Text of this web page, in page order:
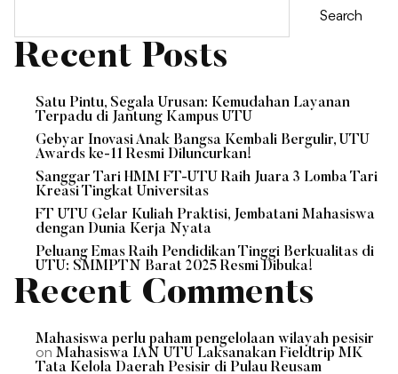
Search
Recent Posts
Satu Pintu, Segala Urusan: Kemudahan Layanan
Terpadu di Jantung Kampus UTU
Gebyar Inovasi Anak Bangsa Kembali Bergulir, UTU
Awards ke-11 Resmi Diluncurkan!
Sanggar Tari HMM FT-UTU Raih Juara 3 Lomba Tari
Kreasi Tingkat Universitas
FT UTU Gelar Kuliah Praktisi, Jembatani Mahasiswa
dengan Dunia Kerja Nyata
Peluang Emas Raih Pendidikan Tinggi Berkualitas di
UTU: SMMPTN Barat 2025 Resmi Dibuka!
Recent Comments
Mahasiswa perlu paham pengelolaan wilayah pesisir
on Mahasiswa IAN UTU Laksanakan Fieldtrip MK
Tata Kelola Daerah Pesisir di Pulau Reusam